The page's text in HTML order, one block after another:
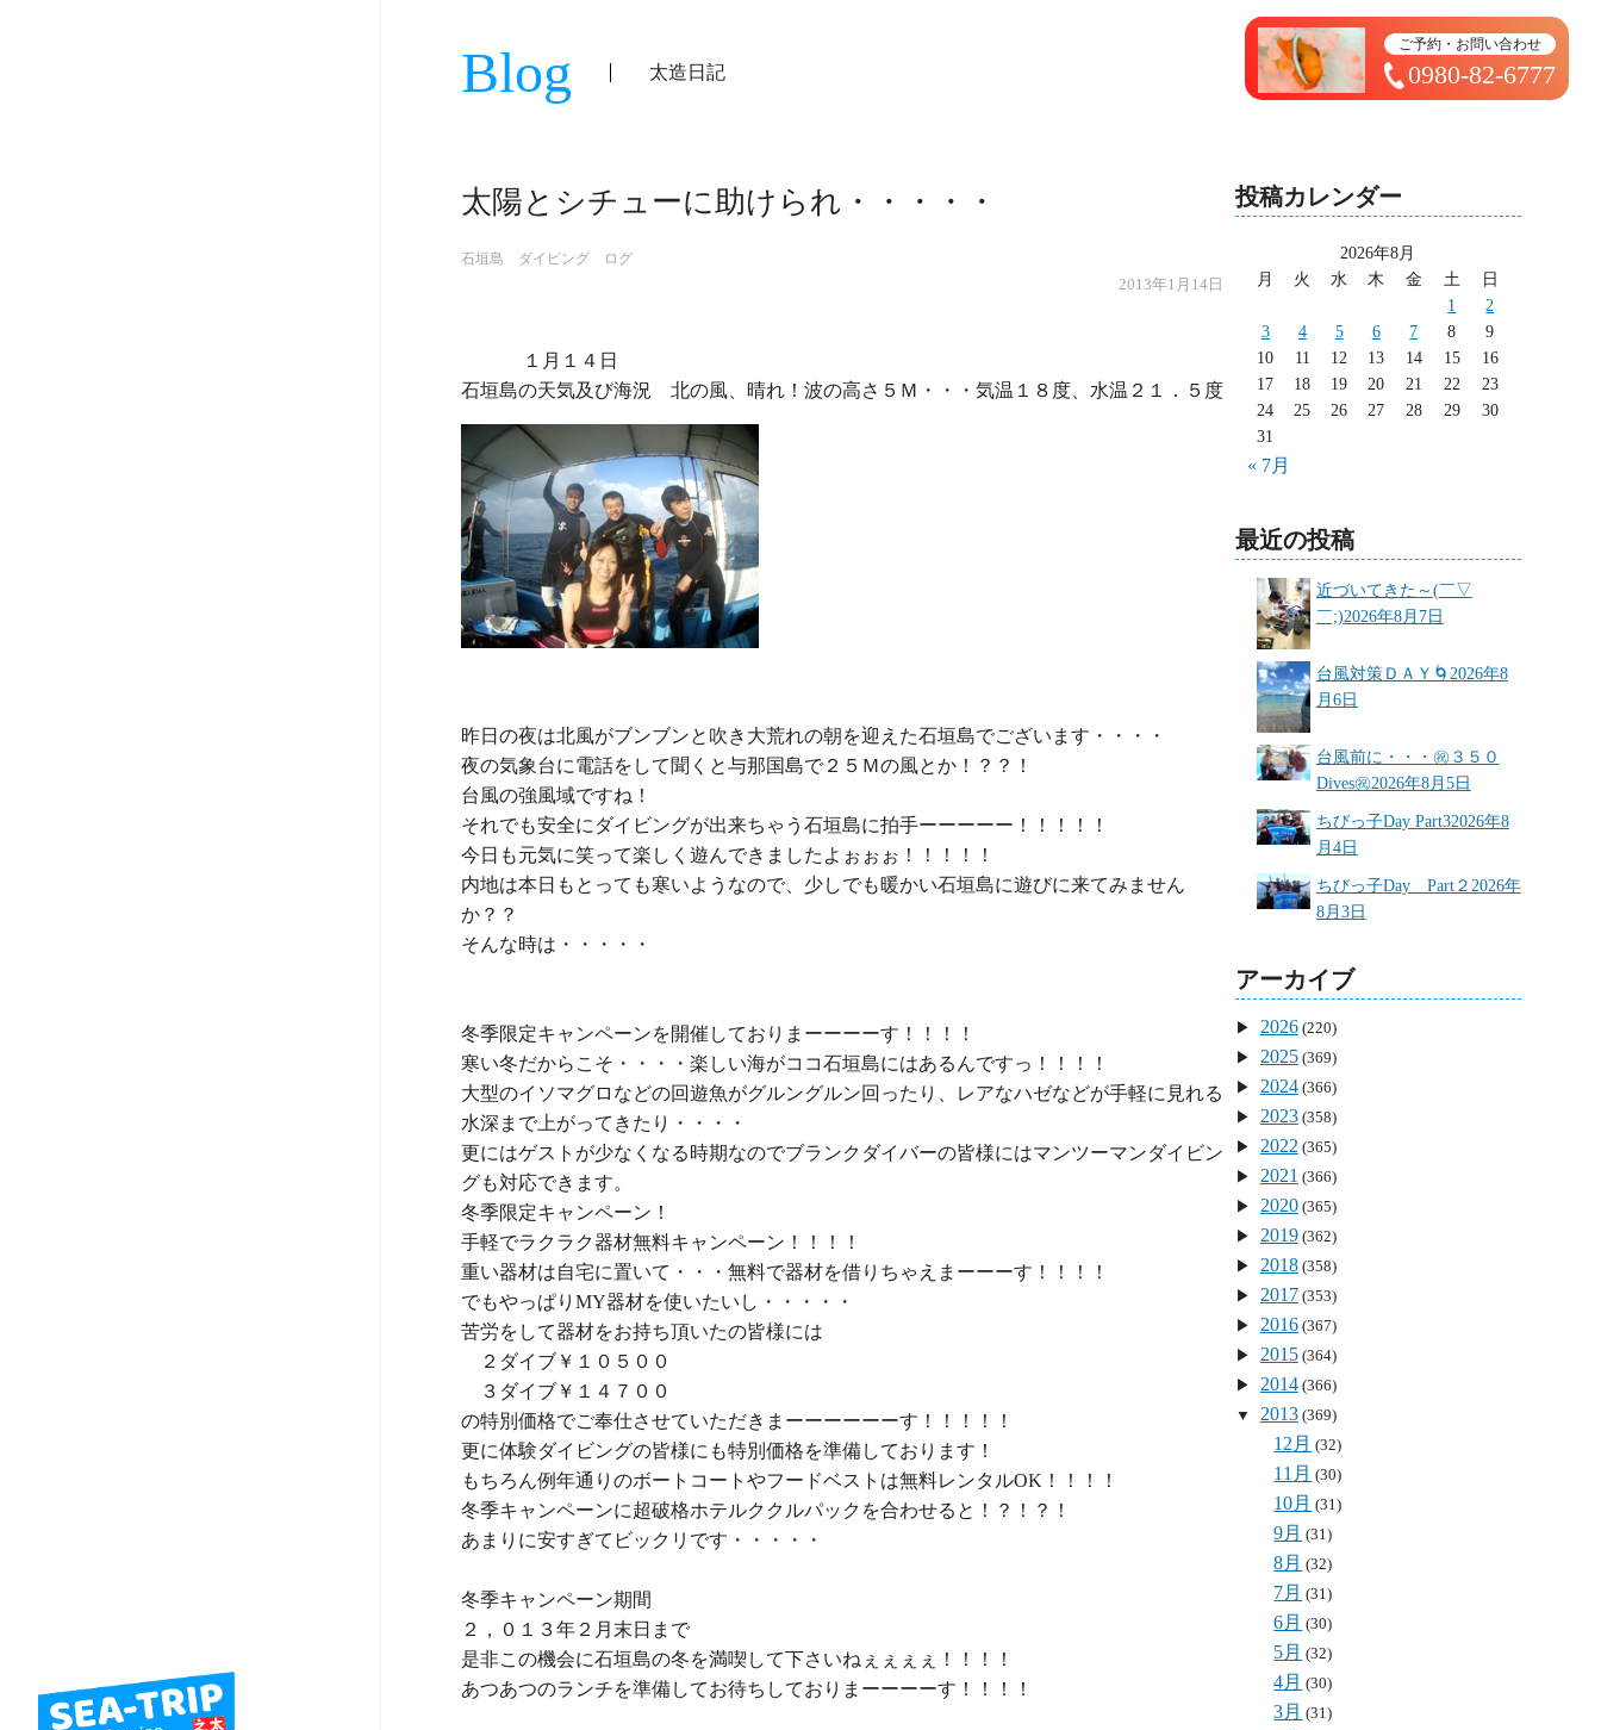
ご予約・お問い合わせ
0980-82-6777
トップページ ＞ 太造日記
Blog 太造日記
太陽とシチューに助けられ・・・・・
石垣島 ダイビング ログ
2013年1月14日
昨日の夜は北風がブンブンと吹き大荒れの朝を迎えた石垣島でございます・・・・
夜の気象台に電話をして聞くと与那国島で２５Ｍの風とか！？？！
台風の強風域ですね！
それでも安全にダイビングが出来ちゃう石垣島に拍手ーーーーー！！！！！
今日も元気に笑って楽しく遊んできましたよぉぉぉ！！！！！
内地は本日もとっても寒いようなので、少しでも暖かい石垣島に遊びに来てみません
か？？
そんな時は・・・・・
冬季限定キャンペーンを開催 しておりまーーーーす！！！！
寒い冬だからこそ・・・・楽しい海がココ石垣島にはあるんですっ！！！！
大型のイソマグロなどの回遊魚がグルングルン回ったり、 レアなハゼなどが手軽に見れる
水深まで上がってきたり・・・・
更にはゲストが少なくなる時期なのでブランクダイバーの皆様にはマンツーマンダイビン
グも対応できます。
手軽でラクラク器材無料キャンペーン ！！！！
重い器材は自宅に置いて・・・無料で器材を借りちゃえまーーーす！！！！
苦労をして器材をお持ち頂いたの皆様
２ダイブ￥１０５００
３ダイブ￥１４７００
の特別価格でご奉仕させていただきまーーーーーーす！！！！！
更に体験ダイビングの皆様にも特別価格を準備しております！
もちろん例年通りのボートコートやフードベストは無料レンタルOK ！！！！
冬季キャンペーンに超破格ホテルククルパックを合わせる と！？！？！
あまりに安すぎてビックリ です・・・・・
２，０１３年２月末日まで
あつあつのランチを準備してお待ちしておりまーーーーす！！！！
投稿カレンダー
2026年8月
月
火 水 木 金 土
日
1
2
3
4 5 6 7 8
9
10
11 12 13 14 15
16
17
18 19 20 21 22
23
24
25 26 27 28 29
30
31
« 7月
最近の投稿
近づいてきた～(￣▽
￣;)2026年8月7日
台風対策ＤＡＹ🌀 2026年8
月6日
台風前に・・・㊗３５０
Dives㊗2026年8月5日
ちびっ子Day Part32026年8
月4日
ちびっ子Day Part２ 2026年
8月3日
アーカイブ
2026(220)
2025(369)
2024(366)
2023(358)
2022(365)
2021 (366)
2020(365)
2019(362)
2018(358)
2017(353)
2016(367)
2015(364)
2014(366)
2013(369)
12月 (32)
11月 (30)
10月 (31)
9月 (31)
8月 (32)
7月 (31)
6月 (30)
5月 (32)
4月 (30)
3月 (31)